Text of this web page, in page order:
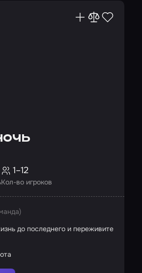
Кол-во игроков
1–12
до последнего и переживите